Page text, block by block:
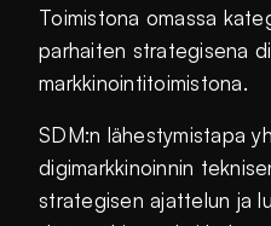
Toimistona omassa
parhaiten strategisena
markkinointitoimistona.
SDM:n lähestymistapa
digimarkkinoinnin
strategisen ajattelun ja